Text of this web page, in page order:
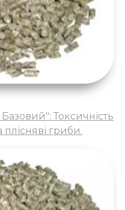
Токсичність
гриби.